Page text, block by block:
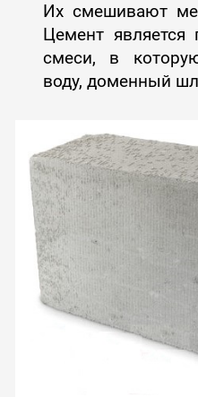
Их смешивают
Цемент
смеси, в
воду, доменный